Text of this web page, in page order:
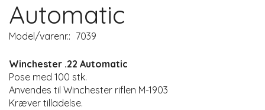
Automatic
Model/varenr.: 7039
Winchester .22 Automatic
Pose med 100 stk.
Anvendes til Winchester riflen M-1903
Kræver tilladelse.